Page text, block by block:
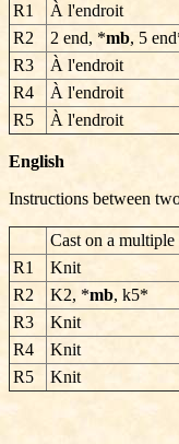
R1
À l'endroit
R2
2 end, *mb, 5
R3
À l'endroit
R4
À l'endroit
R5
À l'endroit
English
Instructions between
Cast on a
R1
Knit
R2
K2, *mb, k5*
R3
Knit
R4
Knit
R5
Knit